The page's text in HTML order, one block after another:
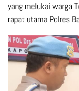
yang melukai warga
rapat utama Polres